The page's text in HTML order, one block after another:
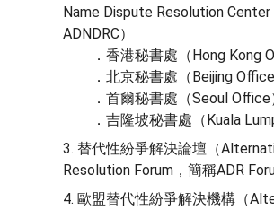
Name Dispute Resolution
ADNDRC）
．香港秘書處（Hong Kong
．北京秘書處（Beijing Office
．首爾秘書處（Seoul Office
．吉隆坡秘書處（Kuala
3. 替代性紛爭解決論壇（
Resolution Forum，簡稱ADR
4. 歐盟替代性紛爭解決機構（